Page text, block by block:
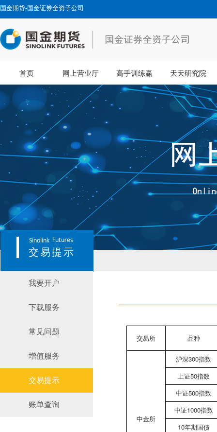
国金期货-国金证券全资子公司
首页 网上营业厅 高手训练赢 天天研究院
Sinolink Futures
交易提示
我要开户
下载服务
常见问题
增值服务
交易提示
账单查询
交易所 品种
中金所
沪深300指数
上证50指数
中证500指数
中证1000指数
10年期国债